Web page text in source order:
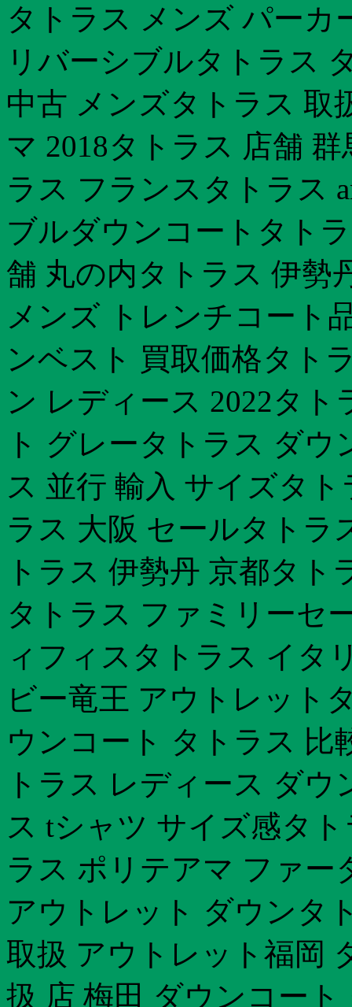
タトラス メンズ パーカ
リバーシブルタトラス
中古 メンズタトラス 取
マ 2018タトラス 店舗
ラス フランスタトラス
ブルダウンコートタト
舗 丸の内タトラス 伊勢
メンズ トレンチコート
ンベスト 買取価格タト
ン レディース 2022タ
ト グレータトラス ダ
ス 並行 輸入 サイズタ
ラス 大阪 セールタトラ
トラス 伊勢丹 京都タト
タトラス ファミリーセ
ィフィスタトラス イタ
ビー竜王 アウトレット
ウンコート タトラス 比
トラス レディース ダ
ス tシャツ サイズ感タ
ラス ポリテアマ ファー
アウトレット ダウンタ
取扱 アウトレット福岡
扱 店 梅田 ダウンコー